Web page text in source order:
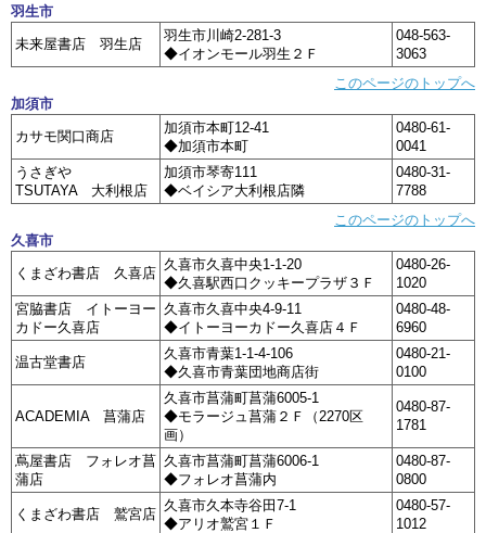
羽生市
未来屋書店 羽生店
羽生市川崎2-281-3
◆イオンモール羽生２Ｆ
048-563-
3063
このページのトップへ
加須市
カサモ関口商店
加須市本町12-41
◆加須市本町
0480-61-
0041
うさぎや
TSUTAYA 大利根店
加須市琴寄111
◆ベイシア大利根店隣
0480-31-
7788
このページのトップへ
久喜市
くまざわ書店 久喜店
久喜市久喜中央1-1-20
◆久喜駅西口クッキープラザ３Ｆ
0480-26-
1020
宮脇書店 イトーヨー
カドー久喜店
久喜市久喜中央4-9-11
◆イトーヨーカドー久喜店４Ｆ
0480-48-
6960
温古堂書店
久喜市青葉1-1-4-106
◆久喜市青葉団地商店街
0480-21-
0100
ACADEMIA 菖蒲店
久喜市菖蒲町菖蒲6005-1
◆モラージュ菖蒲２Ｆ（2270区
画）
0480-87-
1781
蔦屋書店 フォレオ菖
蒲店
久喜市菖蒲町菖蒲6006-1
◆フォレオ菖蒲内
0480-87-
0800
くまざわ書店 鷲宮店
久喜市久本寺谷田7-1
◆アリオ鷲宮１Ｆ
0480-57-
1012